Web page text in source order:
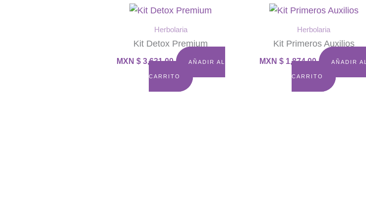
Herbolaria
Kit Detox Premium
MXN $3,631.00 AÑADIR AL
CARRITO
Herbolaria
Kit Primeros Auxilios
MXN $ 1,874.00 AÑADIR AL
CARRITO